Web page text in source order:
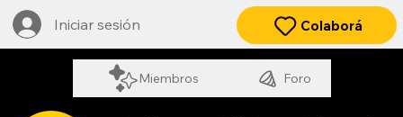
Iniciar sesión
Miembros Foro
Colaborá